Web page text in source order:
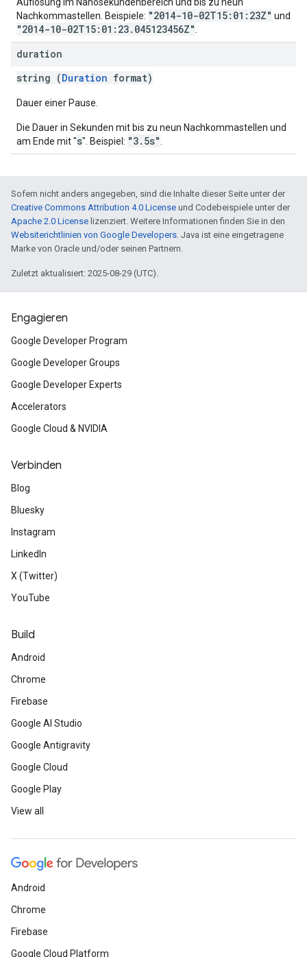
Nachkommastellen. Beispiele: "2014-10-02T15:01:23Z" und
"2014-10-02T15:01:23.045123456Z"
duration
string (Duration format)
Dauer einer Pause.
Die Dauer in Sekunden mit bis zu neun Nachkommastellen und
am Ende mit "s". Beispiel: "3.5s"
Sofern nicht anders angegeben, sind die Inhalte dieser Seite unter der
Creative Commons Attribution 4.0 License und Codebeispiele unter der
Apache 2.0 License lizenziert. Weitere Informationen finden Sie in den
Websiterichtlinien von Google Developers. Java ist eine eingetragene
Marke von Oracle und/oder seinen Partnern.
Zuletzt aktualisiert: 2025-08-29 (UTC).
Engagieren
Google Developer Program
Google Developer Groups
Google Developer Experts
Accelerators
Google Cloud & NVIDIA
Verbinden
Blog
Bluesky
Instagram
LinkedIn
X (Twitter)
YouTube
Build
Android
Chrome
Firebase
Google AI Studio
Google Antigravity
Google Cloud
Google Play
View all
Android
Chrome
Firebase
Google Cloud Platform